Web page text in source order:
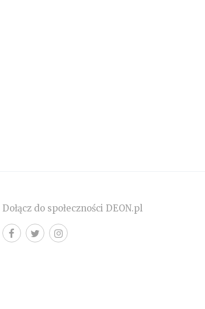
Dołącz do społeczności DEON.pl